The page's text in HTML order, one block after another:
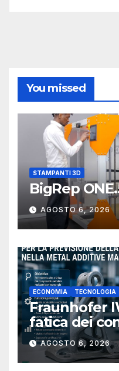
You missed
STAMPANTI 3D
BigRep
AGOSTO 6, 2026
ECONOMIA TECNOLOGIA
Fraunhofer
fatica dei
metallici
AGOSTO 6, 2026